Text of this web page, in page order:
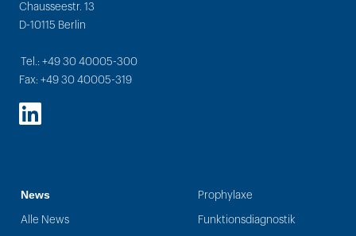
Chausseestr. 13
D-10115 Berlin
Tel.: +49 30 40005-300
Fax: +49 30 40005-319
LinkedIn
News
Alle News
Prophylaxe
Funktionsdiagnostik